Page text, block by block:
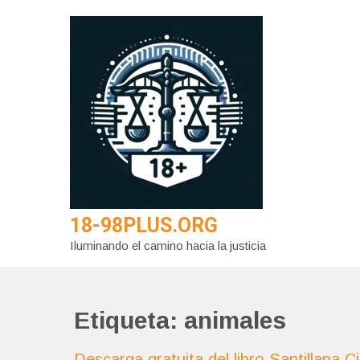
18-98PLUS.ORG
Iluminando el camino hacia la justicia
Etiqueta: animales